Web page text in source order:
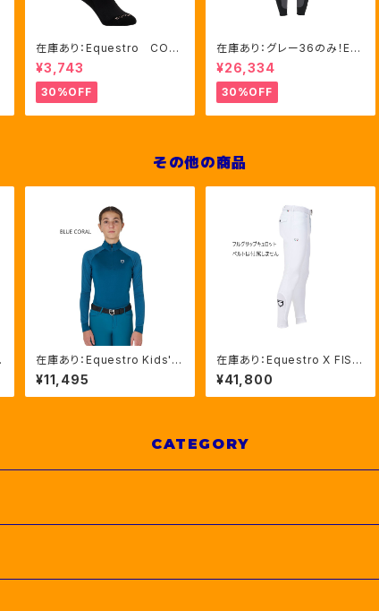
在庫あり：Equestro CON
TRASTING LOGO ソック
ス 2色（ETU00019）
¥3,743
30%OFF
在庫あり：グレー36のみ！Eq
uestro Women's Aria
キュロット FULLグリップ（E
T06750）
¥26,334
30%OFF
その他の商品
在庫あり：Equestro Kids' u
nisex UVカット ベースレイ
ヤー 2色(ETKU00007)
¥11,495
在庫あり：Equestro X FISE
Men’ｓキュロットフルグリッ
プグリップ WHITEのみ（LF
ET06740）
¥41,800
CATEGORY